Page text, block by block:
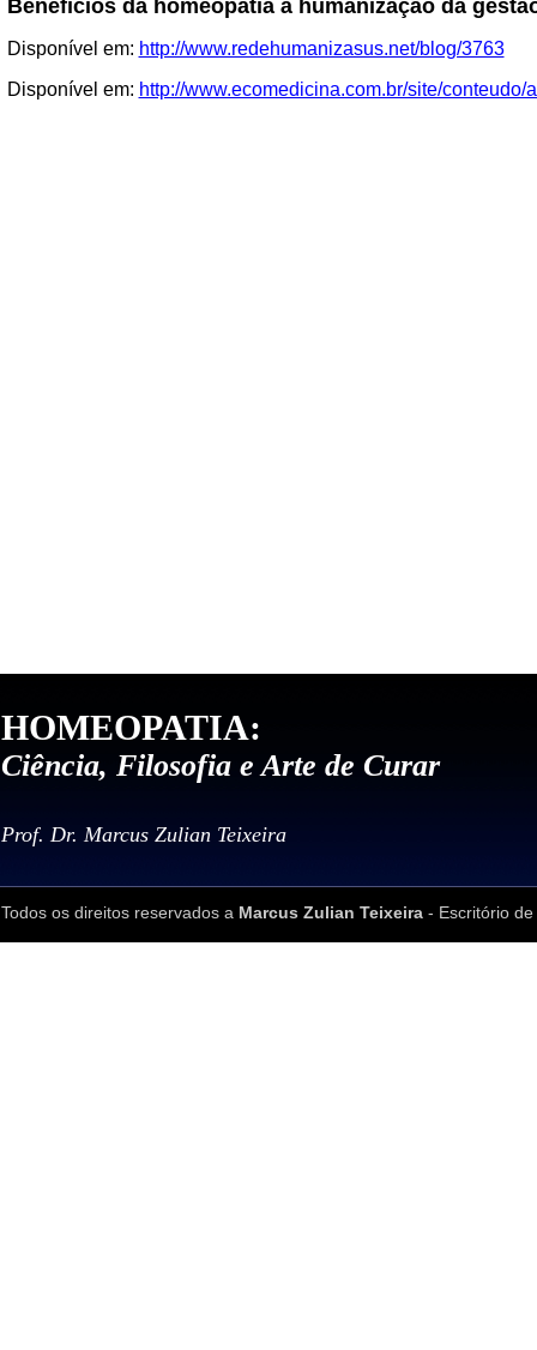
Benefícios da homeopatia à humanização da
Disponível em: http://www.redehumanizasus.net/blog/3763
Disponível em: http://www.ecomedicina.com.br/site/conteudo/
HOMEOPATIA:
Ciência, Filosofia e Arte de Curar
Prof. Dr. Marcus Zulian Teixeira
Todos os direitos reservados a Marcus Zulian Teixeira - Escritório